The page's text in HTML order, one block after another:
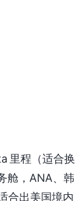
里程（适合换
舱，ANA、韩
合出美国境内